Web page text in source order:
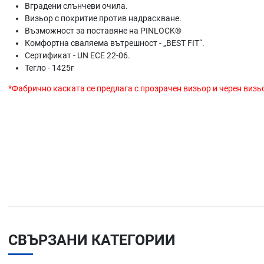
Вградени слънчеви очила.
Визьор с покритие против надраскване.
Възможност за поставяне на PINLOCK®
Комфортна сваляема вътрешност - „BEST FIT“.
Сертификат - UN ECE 22-06.
Тегло - 1425г
*Фабрично каската се предлага с прозрачен визьор и черен
СВЪРЗАНИ КАТЕГОРИИ